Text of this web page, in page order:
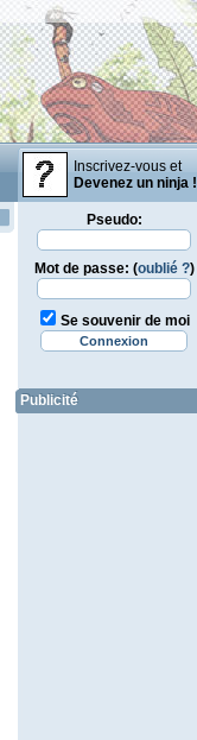
Inscrivez-vous et
Devenez un ninja !
Pseudo:
Mot de passe: (oublié ?)
Se souvenir de moi
Publicité